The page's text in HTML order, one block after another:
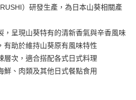
）研發生產，為日本山葵相關產
，呈現山葵特有的清新香氣與辛香風味
有助於維持山葵原有風味特性
層次，適合搭配各式日式料理
鮮、肉類及其他日式餐點食用